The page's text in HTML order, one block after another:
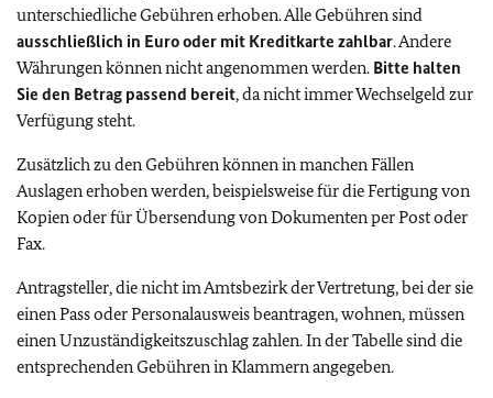
unterschiedliche Gebühren erhoben. Alle Gebühren sind
ausschließlich in Euro oder mit Kreditkarte zahlbar. Andere
Währungen können nicht angenommen werden. Bitte halten
Sie den Betrag passend bereit, da nicht immer Wechselgeld zur
Verfügung steht.
Zusätzlich zu den Gebühren können in manchen Fällen
Auslagen erhoben werden, beispielsweise für die Fertigung von
Kopien oder für Übersendung von Dokumenten per Post oder
Fax.
Antragsteller, die nicht im Amtsbezirk der Vertretung, bei der sie
einen Pass oder Personalausweis beantragen, wohnen, müssen
einen Unzuständigkeitszuschlag zahlen. In der Tabelle sind die
entsprechenden Gebühren in Klammern angegeben.